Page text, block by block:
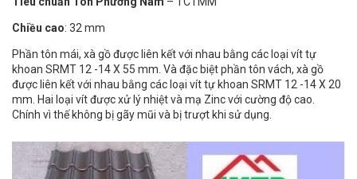
Chiều cao: 32 mm
Phần tôn mái, xà gồ được liên kết với nhau bằng các loại vít tự
khoan SRMT 12 -14 X 55 mm. Và đặc biệt phần tôn vách, xà gồ
được liên kết với nhau bằng các loại vít tự khoan SRMT 12 -14 X 20
mm. Hai loại vít được xử lý nhiệt và mạ Zinc với cường độ cao.
Chính vì thế không bị gãy mũi và bị trượt khi sử dụng.